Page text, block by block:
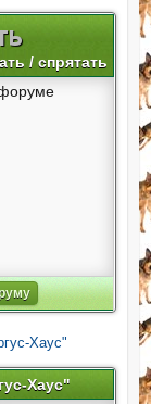
/ спрятать
форуме
Хаус"
Хаус"